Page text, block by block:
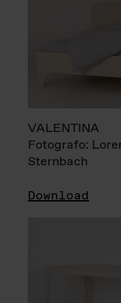
VALENTINA
Fotografo:
Sternbach
Download